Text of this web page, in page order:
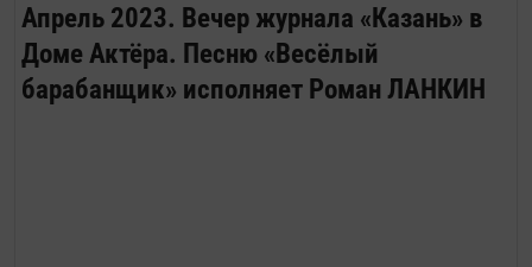
Апрель 2023. Вечер журнала «Казань» в
Доме Актёра. Песню «Весёлый
барабанщик» исполняет Роман ЛАНКИН